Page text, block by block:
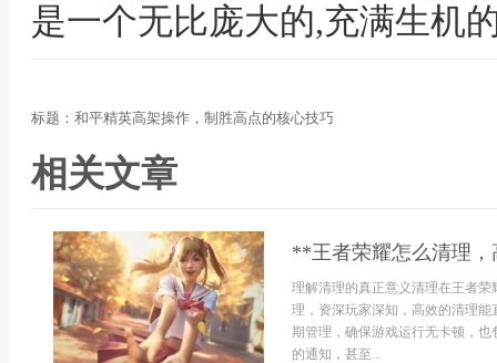
是一个无比庞大的,充满生机
标题：和平精英高架操作，制胜高点的核心技巧
相关文章
**王者荣耀怎么清理
理解清理的真正意义清理在王者
理，资深玩家深知，高效的清理
期管理，确保游戏运行无卡顿，
的通知，甚至...